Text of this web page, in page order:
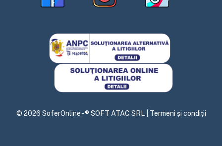
© 2026 SoferOnline - ® SOFT ATAC SRL | Termeni și condiții